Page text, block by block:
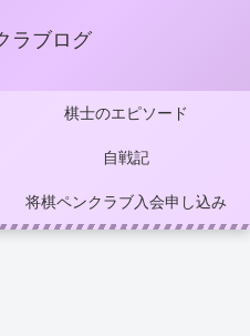
ラブログ
棋士のエピソード
自戦記
将棋ペンクラブ入会申し込み